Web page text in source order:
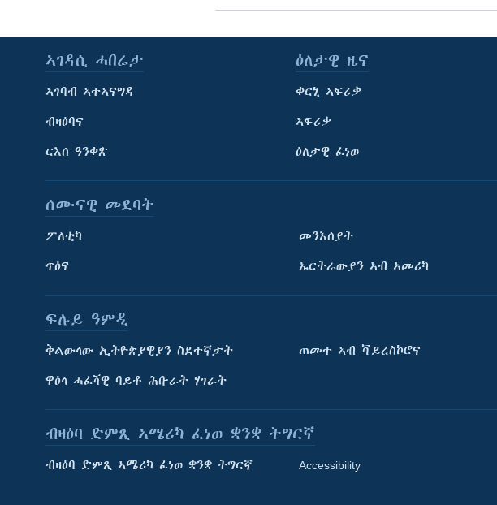
ትምህርቲ እንግሊዝኛ
ማሕበራዊ ገጻትና
ኣገዳሲ ሓበሬታ
ኣገባብ ኣተኣናግዳ
ብዛዕባና
ርእሰ ዓንቀጽ
ዕለታዊ ዜና
ቀርኒ ኣፍሪቃ
ኣፍሪቃ
ዕለታዊ ፈነወ
ሰሙናዊ መደባት
ፖለቲካ
ጥዕና
መንእሰያት
ኤርትራውያን ኣብ ኣመሪካ
ፍሉይ ዓምዲ
ቅልውላው ኢትዮጵያዊያን ስደተኛታት
ዋዕላ ሓፈሻዊ ባይቶ ሕቡራት ሃገራት
ጠመተ ኣብ ቫይረስኮሮና
ብዛዕባ ድምጺ ኣሜሪካ ፈነወ ቋንቋ ትግርኛ
ብዛዕባ ድምጺ ኣሜሪካ ፈነወ ቋንቋ ትግርኛ Accessibility